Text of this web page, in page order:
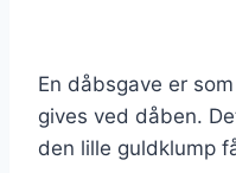
En dåbsgave er
gives ved dåben.
den lille guldklump